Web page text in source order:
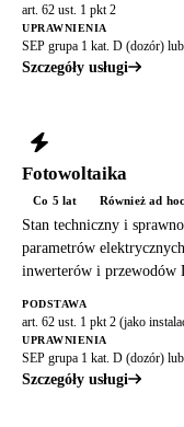
art. 62 ust. 1 pkt 2
UPRAWNIENIA
SEP grupa 1 kat. D (dozór)
Szczegóły usługi
Fotowoltaika
Co 5 lat Również ad hoc
Stan techniczny i
parametrów
inwerterów i przewodów
PODSTAWA
art. 62 ust. 1 pkt 2 (jako
UPRAWNIENIA
SEP grupa 1 kat. D (dozór)
Szczegóły usługi